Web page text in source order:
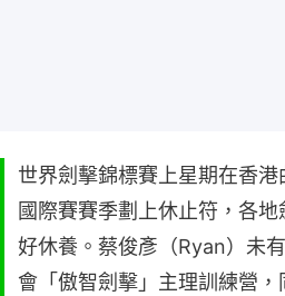
世界劍擊錦標賽上星期在香
國際賽賽季劃上休止符，各
好休養。蔡俊彥（Ryan）未
會「傲智劍擊」主理訓練營